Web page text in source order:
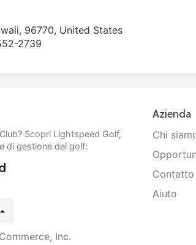
, 96770, United States
2739
Scopri Lightspeed Golf,
di gestione del golf:
Azienda
Chi
Contatto
Aiuto
Inc.